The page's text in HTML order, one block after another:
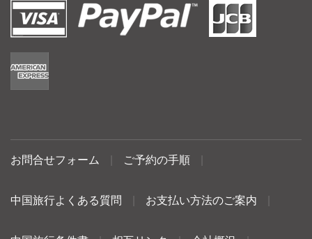
お問合せフォーム ご予約の手順
中国旅行よくある質問 お支払い方法のご案内